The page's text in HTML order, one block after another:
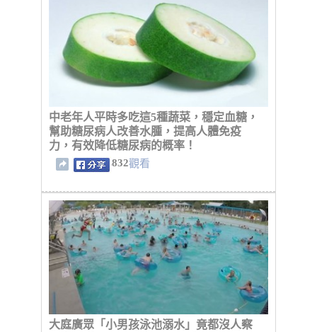
中老年人平時多吃這5種蔬菜，穩定血糖，
幫助糖尿病人改善水腫，提高人體免疫
力，有效降低糖尿病的概率！
832觀看
大庭廣眾「小男孩泳池溺水」竟都沒人察